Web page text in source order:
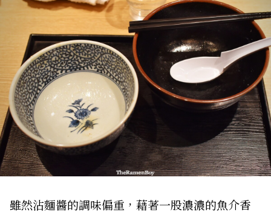
雖然沾麵醬的調味偏重，藉著一股濃濃的魚介香